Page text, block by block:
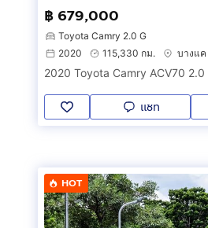
฿ 679,000
Toyota Camry 2.0 G
2020
115,330 กม. บางแค
แชท
HOT